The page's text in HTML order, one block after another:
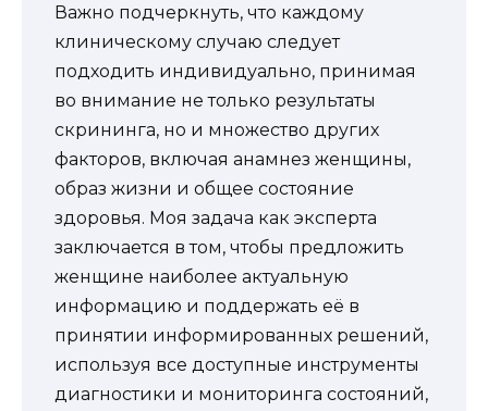
Важно подчеркнуть, что каждому
клиническому случаю следует
подходить индивидуально, принимая
во внимание не только результаты
скрининга, но и множество других
факторов, включая анамнез женщины,
образ жизни и общее состояние
здоровья. Моя задача как эксперта
заключается в том, чтобы предложить
женщине наиболее актуальную
информацию и поддержать её в
принятии информированных решений,
используя все доступные инструменты
диагностики и мониторинга состояний,